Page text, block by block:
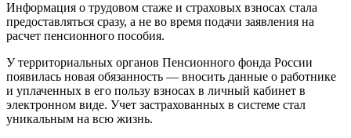
Информация о трудовом стаже и страховых взносах стала
предоставляться сразу, а не во время подачи заявления на
расчет пенсионного пособия.
У территориальных органов Пенсионного фонда России
появилась новая обязанность — вносить данные о работнике
и уплаченных в его пользу взносах в личный кабинет в
электронном виде. Учет застрахованных в системе стал
уникальным на всю жизнь.